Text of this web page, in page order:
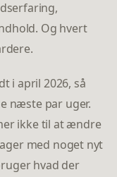
Og hvert
i april 2026, så
næste par uger.
ikke til at ændre
med noget nyt
hvad der